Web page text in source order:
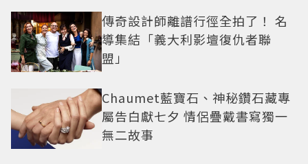
傳奇設計師離譜行徑全拍了！ 名
導集結「義大利影壇復仇者聯
盟」
Chaumet藍寶石、神秘鑽石藏專
屬告白獻七夕 情侶疊戴書寫獨一
無二故事